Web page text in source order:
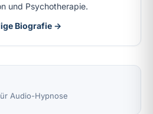
und Psychotherapie.
Biografie →
Audio-Hypnose